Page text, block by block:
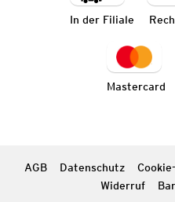
In der Filiale
Mastercard
AGB Datenschutz
Widerruf